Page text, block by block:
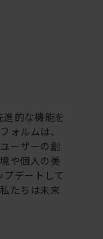
的な機能を
ォルムは、
ーザーの創
や個人の美
デートして
たちは未来